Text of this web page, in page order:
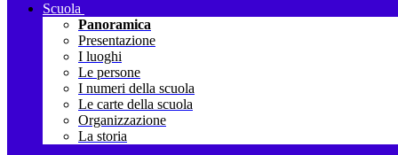
Scuola
Panoramica
Presentazione
I luoghi
Le persone
I numeri della scuola
Le carte della scuola
Organizzazione
La storia